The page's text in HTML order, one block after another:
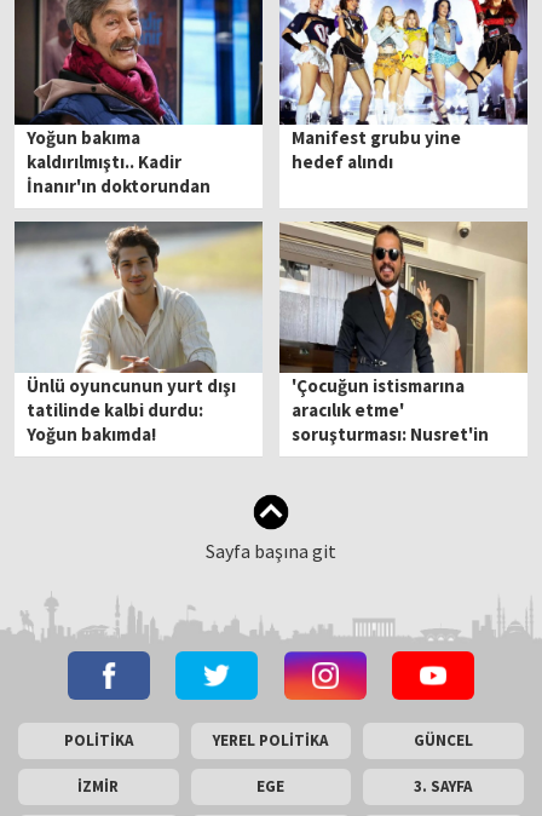
Yoğun bakıma
kaldırılmıştı.. Kadir
İnanır'ın doktorundan
açıklama
Manifest grubu yine
hedef alındı
Ünlü oyuncunun yurt dışı
tatilinde kalbi durdu:
Yoğun bakımda!
'Çocuğun istismarına
aracılık etme'
soruşturması: Nusret'in
kardeşi Özgür Gökçe
Sayfa başına git
POLİTİKA YEREL POLİTİKA GÜNCEL
İZMİR EGE 3. SAYFA